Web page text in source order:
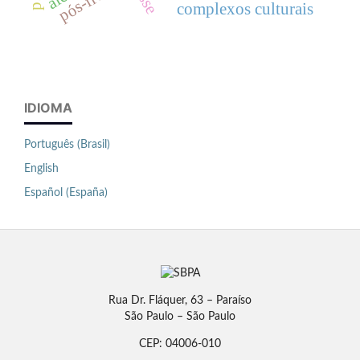
complexos culturais
IDIOMA
Português (Brasil)
English
Español (España)
Rua Dr. Fláquer, 63 – Paraíso
São Paulo – São Paulo
CEP: 04006-010